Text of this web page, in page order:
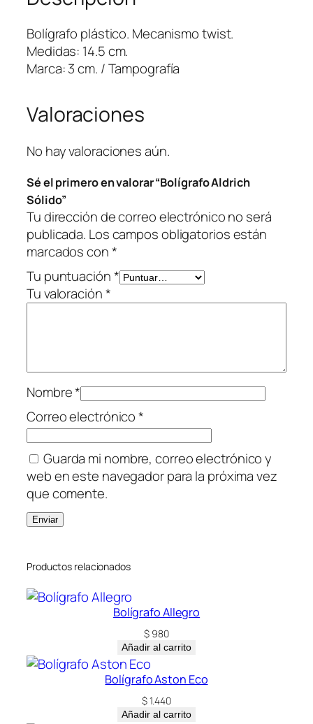
A
l
d
r
h
ó
i
d
o
c
a
n
t
i
Bolígrafo plástico. Mecanismo twist.
Medidas: 14.5 cm.
Marca: 3 cm. / Tampografía
Valoraciones
No hay valoraciones aún.
Sé el primero en valorar “Bolígrafo Aldrich
Sólido”
Tu dirección de correo electrónico no será
publicada. Los campos obligatorios están
marcados con*
Tu puntuación*
Tu valoración*
Nombre*
Correo electrónico*
Guarda mi nombre, correo electrónico y
web en este navegador para la próxima vez
que comente.
Productos relacionados
Bolígrafo Allegro
$ 980
Añadir al carrito
Bolígrafo Aston Eco
$1.440
Añadir al carrito